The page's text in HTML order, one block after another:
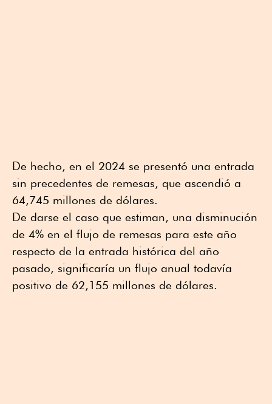
De hecho, en el 2024 se presentó una entrada
sin precedentes de remesas, que ascendió a
64,745 millones de dólares.
De darse el caso que estiman, una disminución
de 4% en el flujo de remesas para este año
respecto de la entrada histórica del año
pasado, significaría un flujo anual todavía
positivo de 62,155 millones de dólares.